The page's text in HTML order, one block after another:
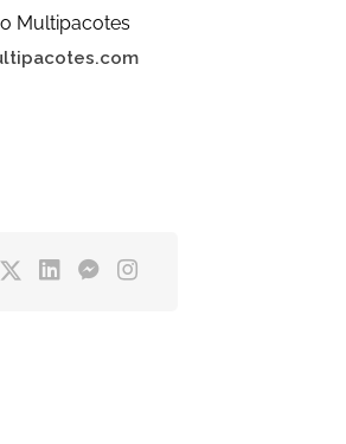
Multipacotes